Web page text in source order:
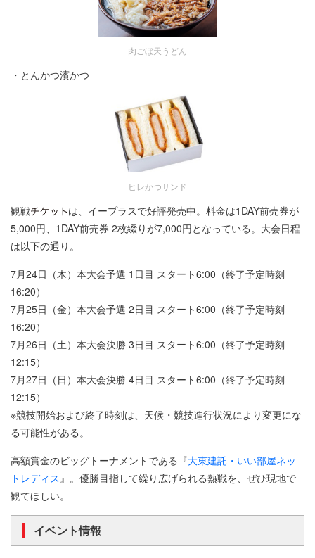
肉ごぼ天うどん
・とんかつ濱かつ
ヒレかつサンド
観戦
は、イープラスで好評発売中。料金は1DAY前売券が
5,000円、1DAY前売券 2枚綴りが7,000円となっている。大会日程
は以下の通り。
7月24日（木）本大会予選 1日目 スタート6:00（終了予定時刻
16:20）
7月25日（金）本大会予選 2日目 スタート6:00（終了予定時刻
16:20）
7月26日（土）本大会決勝 3日目 スタート6:00（終了予定時刻
12:15）
7月27日（日）本大会決勝 4日目 スタート6:00（終了予定時刻
12:15）
※競技開始および終了時刻は、天候・競技進行状況により変更にな
る可能性がある。
高額賞金のビッグトーナメントである『大東建託・いい部屋ネッ
トレディス 』。優勝目指して繰り広げられる熱戦を、ぜひ現地で
観てほしい。
イベント情報